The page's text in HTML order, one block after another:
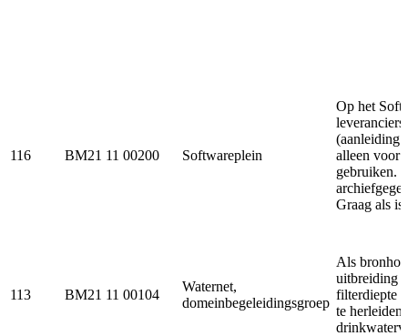
116 BM21 11 00200 Softwareplein
Op het
(aanleiding
alleen voor
gebruiken.
Graag als
113 BM21 11 00104
Waternet,
domeinbegeleidingsgroep
Als
uitbreiding
filterdiepte
te herleiden